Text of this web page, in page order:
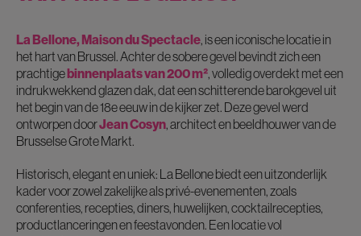
La Bellone, Maison du Spectacle, is een iconische locatie in
het hart van Brussel. Achter de sobere gevel bevindt zich een
prachtigebinnenplaats van 200 m², volledig overdekt met een
indrukwekkend glazen dak, dat een schitterende barokgevel uit
het begin van de 18e eeuw in de kijker zet. Deze gevel werd
ontworpen doorJean Cosyn, architect en beeldhouwer van de
Brusselse Grote Markt.
Historisch, elegant en uniek: La Bellone biedt een uitzonderlijk
kader voor zowel zakelijke als privé-evenementen, zoals
conferenties, recepties, diners, huwelijken, cocktailrecepties,
productlanceringen en feestavonden. Een locatie vol